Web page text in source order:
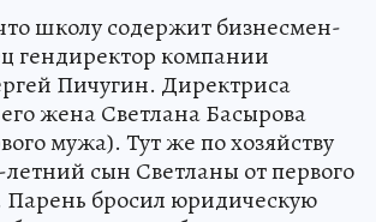
школу содержит бизнесмен-
гендиректор компании
Пичугин. Директриса
жена Светлана Басырова
мужа). Тут же по хозяйству
летний сын Светланы от первого
Парень бросил юридическую